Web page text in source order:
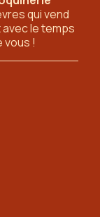
qui vend
le temps
vous !